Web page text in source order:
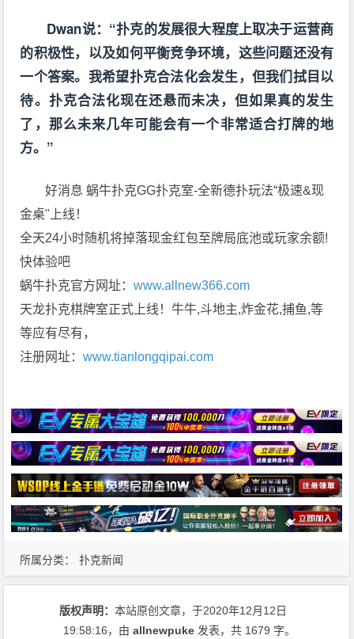
Dwan说：“扑克的发展很大程度上取决于运营商
的积极性，以及如何平衡竞争环境，这些问题还没有
一个答案。我希望扑克合法化会发生，但我们拭目以
待。扑克合法化现在还悬而未决，但如果真的发生
了，那么未来几年可能会有一个非常适合打牌的地
方。”
好消息 蜗牛扑克GG扑克室-全新德扑玩法“极速&现
金桌"上线！
全天24小时随机将掉落现金红包至牌局底池或玩家余额!
快体验吧
蜗牛扑克官方网址：www.allnew366.com
天龙扑克棋牌室正式上线！牛牛,斗地主,炸金花,捕鱼,等
等应有尽有，
注册网址：www.tianlongqipai.com
所属分类： 扑克新闻
版权声明：本站原创文章，于2020年12月12日
19:58:16，由allnewpuke 发表，共 1679 字。